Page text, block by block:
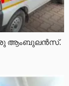
ഒരു ആംബുലൻസ്.